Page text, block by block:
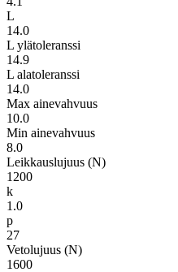
L
14.0
L ylätoleranssi
14.9
L alatoleranssi
14.0
Max ainevahvuus
10.0
Min ainevahvuus
8.0
Leikkauslujuus (N)
1200
k
1.0
p
27
Vetolujuus (N)
1600